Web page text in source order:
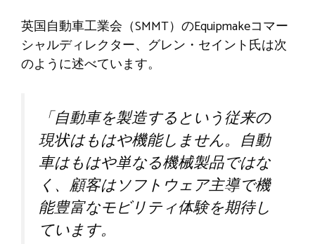
英国自動車工業会（SMMT）のEquipmakeコマー
シャルディレクター、グレン・セイント氏は次
のように述べています。
「自動車を製造するという従来の
現状はもはや機能しません。自動
車はもはや単なる機械製品ではな
く、顧客はソフトウェア主導で機
能豊富なモビリティ体験を期待し
ています。